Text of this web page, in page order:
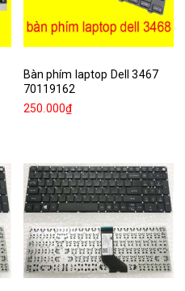
Bàn phím laptop Dell 3467
70119162
250.000₫